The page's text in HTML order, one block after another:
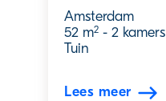
Amsterdam
52 m2 - 2 kamers
Tuin
Lees meer